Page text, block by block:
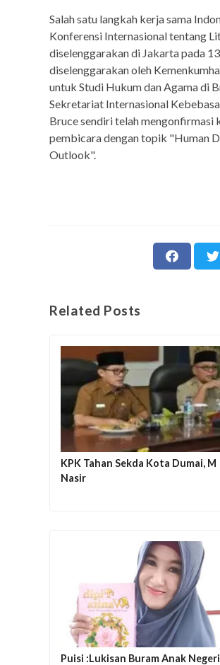
Salah satu langkah kerja sama
Konferensi Internasional tentang
diselenggarakan di Jakarta pada
diselenggarakan oleh
untuk Studi Hukum dan Agama di
Sekretariat Internasional
Bruce sendiri telah mengonfirmasi
pembicara dengan topik "Human
Outlook".
Related Posts
KPK Tahan Sekda Kota Dumai, M
Nasir
Puisi :Lukisan Buram Anak Negeri